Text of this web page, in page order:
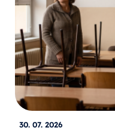
30. 07. 2026